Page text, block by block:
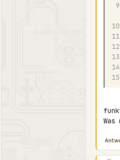
9
10
11
12
13
14
15